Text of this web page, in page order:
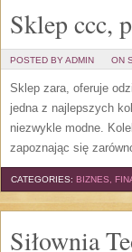
Sklep ccc,
POSTED BY ADMIN ON
Sklep zara, oferuje
jedna z najlepszych
niezwykle modne.
zapoznając się
CATEGORIES: BIZNES,
Siłownia